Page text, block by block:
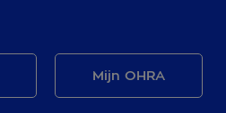
Mijn OHRA